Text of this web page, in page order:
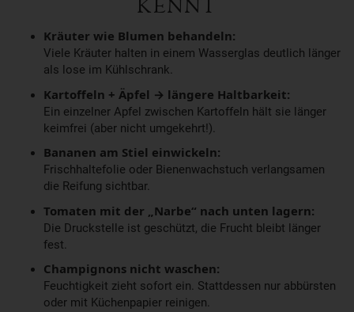
KENNT
Kräuter wie Blumen behandeln:
Viele Kräuter halten in einem Wasserglas deutlich länger
als lose im Kühlschrank.
Kartoffeln + Äpfel → längere Haltbarkeit:
Ein einzelner Apfel zwischen Kartoffeln hält sie länger
keimfrei (aber nicht umgekehrt!).
Bananen am Stiel einwickeln:
Frischhaltefolie oder Bienenwachstuch verlangsamen
die Reifung sichtbar.
Tomaten mit der „Narbe“ nach unten lagern:
Die Druckstelle ist geschützt, die Frucht bleibt länger
fest.
Champignons nicht waschen:
Feuchtigkeit zieht sofort ein. Stattdessen nur abbürsten
oder mit Küchenpapier reinigen.